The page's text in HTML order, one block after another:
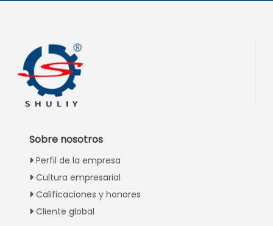
Sobre nosotros
Perfil de la empresa
Cultura empresarial
Calificaciones y honores
Cliente global